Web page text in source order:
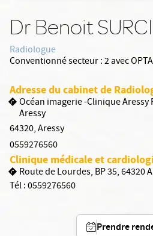
Dr Benoit
Radiologue
Conventionné secteur :2 avec
Adresse du cabinet de
Océan imagerie -Clinique Aressy
Aressy
64320,Aressy
0559276560
Clinique médicale et
Route de Lourdes, BP 35, 64320
Tél :0559276560
Prendre